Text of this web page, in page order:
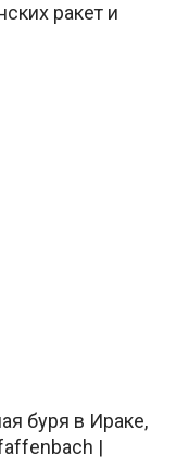
ракет и
буря в Ираке,
|